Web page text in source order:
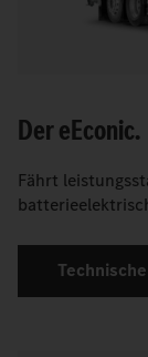
DereEconic.
Fährt